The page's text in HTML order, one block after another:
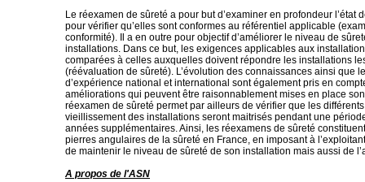
Le réexamen de sûreté a pour but d’examiner en profondeur l’état
pour vérifier qu’elles sont conformes au référentiel applicable
conformité). Il a en outre pour objectif d’améliorer le niveau de
installations. Dans ce but, les exigences applicables aux
comparées à celles auxquelles doivent répondre les installations
(réévaluation de sûreté). L’évolution des connaissances ainsi que
d’expérience national et international sont également pris en
améliorations qui peuvent être raisonnablement mises en place
réexamen de sûreté permet par ailleurs de vérifier que les
vieillissement des installations seront maitrisés pendant une
années supplémentaires. Ainsi, les réexamens de sûreté
pierres angulaires de la sûreté en France, en imposant à
de maintenir le niveau de sûreté de son installation mais aussi de
A propos de l'ASN